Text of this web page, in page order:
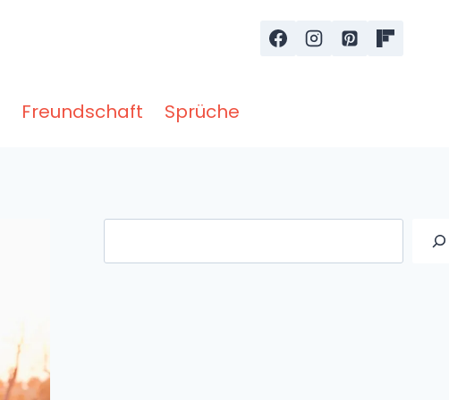
Freundschaft Sprüche